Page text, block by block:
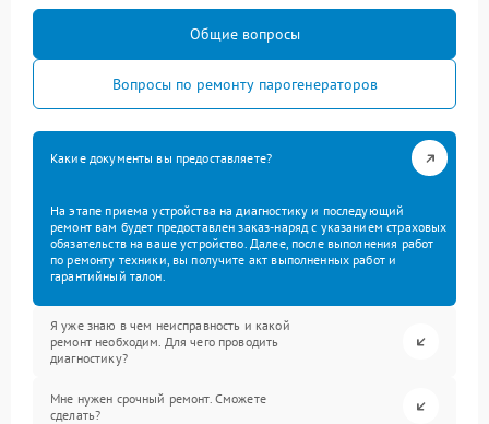
Общие вопросы
Вопросы по ремонту парогенераторов
Какие документы вы предоставляете?
На этапе приема устройства на диагностику и последующий
ремонт вам будет предоставлен заказ-наряд с указанием страховых
обязательств на ваше устройство. Далее, после выполнения работ
по ремонту техники, вы получите акт выполненных работ и
гарантийный талон.
Я уже знаю в чем неисправность и какой
ремонт необходим. Для чего проводить
диагностику?
Мне нужен срочный ремонт. Сможете
сделать?